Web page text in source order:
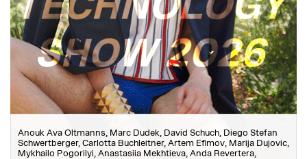
Anouk Ava Oltmanns, Marc Dudek, David Schuch, Diego Stefan
Schwertberger, Carlotta Buchleitner, Artem Efimov, Marija Dujovic,
Mykhailo Pogorilyi, Anastasiia Mekhtieva, Anda Revertera,